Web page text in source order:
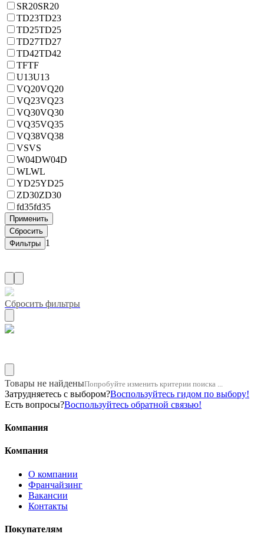
SR20SR20
TD23TD23
TD25TD25
TD27TD27
TD42TD42
TFTF
U13U13
VQ20VQ20
VQ23VQ23
VQ30VQ30
VQ35VQ35
VQ38VQ38
VSVS
W04DW04D
WLWL
YD25YD25
ZD30ZD30
fd35fd35
1
Сбросить фильтры
Товары не найденыПопробуйте изменить критерии поиска ...
Затрудняетесь с выбором?Воспользуйтесь гидом по выбору!
Есть вопросы?Воспользуйтесь обратной связью!
Компания
Компания
О компании
Франчайзинг
Вакансии
Контакты
Покупателям